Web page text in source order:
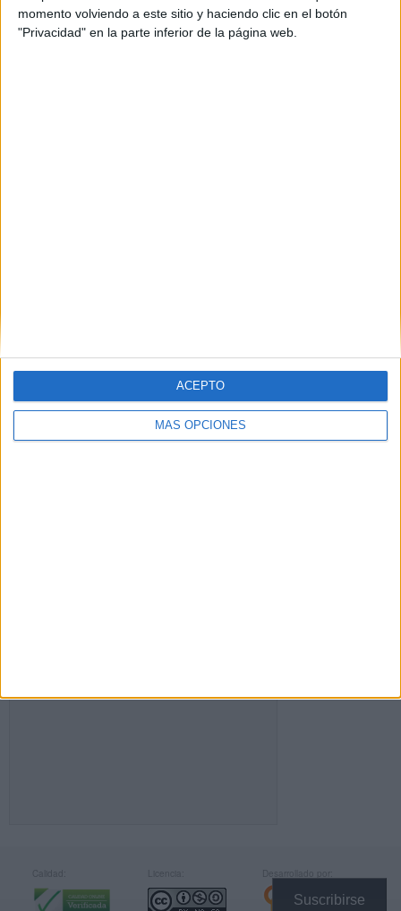
momento volviendo a este sitio y haciendo clic en el botón
"Privacidad" en la parte inferior de la página web.
MÁS OPCIONES
ACEPTO
Suscribirse
Buscar